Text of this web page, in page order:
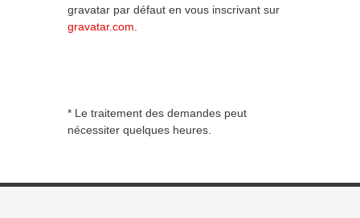
gravatar par défaut en vous inscrivant sur
gravatar.com
* Le traitement des demandes peut
nécessiter quelques heures.